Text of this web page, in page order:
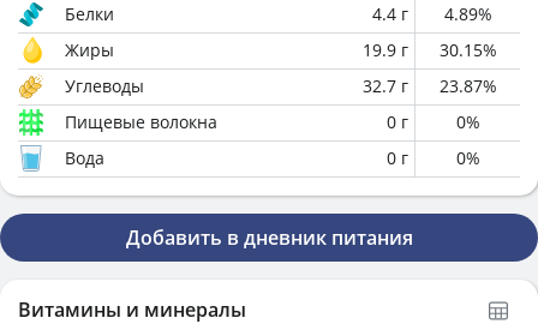
Белки
4.4 г 4.89%
Жиры
19.9 г 30.15%
Углеводы
32.7 г 23.87%
Пищевые волокна
0 г 0%
Вода
0 г 0%
Добавить в дневник питания
Витамины и минералы